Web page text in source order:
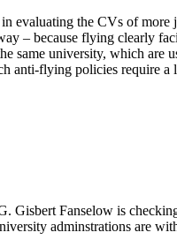
evaluating the CVs of more
– because flying clearly
same university, which are
anti-flying policies require
Gisbert Fanselow is
adminstrations are